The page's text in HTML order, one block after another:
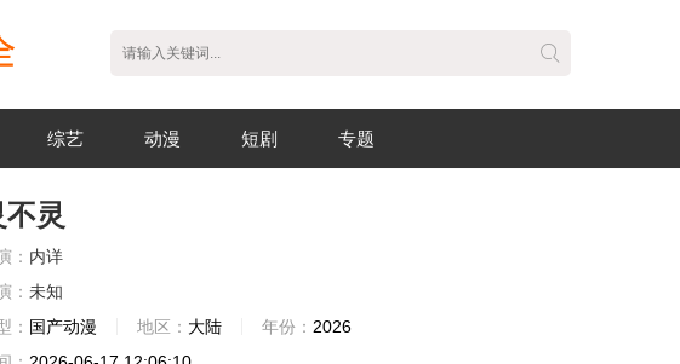
综艺 动漫 短剧 专题
不灵
： 内详
： 未知
： 国产动漫 地区： 大陆 年份： 2026